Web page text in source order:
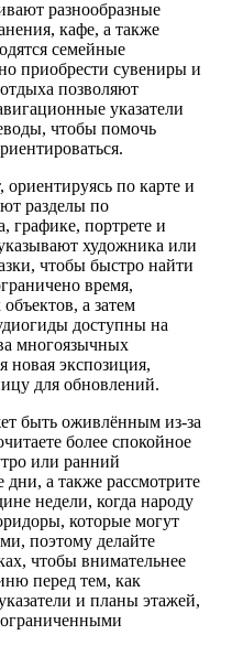
разнообразные
кафе, а также
семейные
приобрести сувениры и
позволяют
указатели
чтобы помочь
по карте и
разделы по
графике, портрете и
художника или
чтобы быстро найти
время,
а затем
доступны на
многоязычных
новая экспозиция,
для обновлений.
быть оживлённым из-за
более спокойное
или ранний
а также рассмотрите
недели, когда народу
которые могут
поэтому делайте
чтобы внимательнее
перед тем, как
и планы этажей,
ограниченными